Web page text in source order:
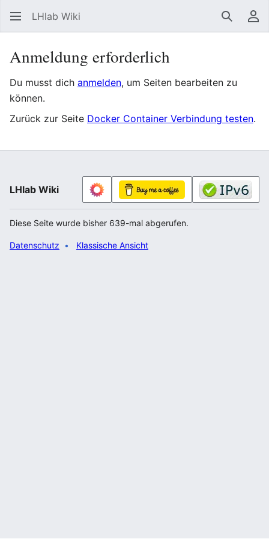
LHlab Wiki Suchen
Anmeldung erforderlich
Du musst dich anmelden, um Seiten bearbeiten zu
können.
Zurück zur Seite Docker Container Verbindung testen.
LHlab Wiki
Diese Seite wurde bisher 639-mal abgerufen.
Datenschutz Klassische Ansicht